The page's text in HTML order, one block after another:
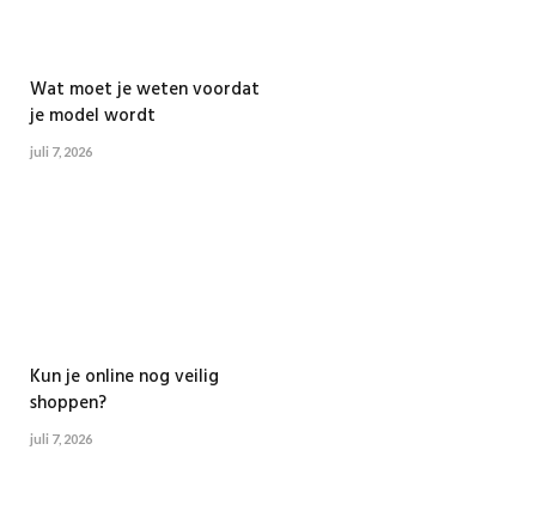
Wat moet je weten voordat
je model wordt
juli 7, 2026
Kun je online nog veilig
shoppen?
juli 7, 2026